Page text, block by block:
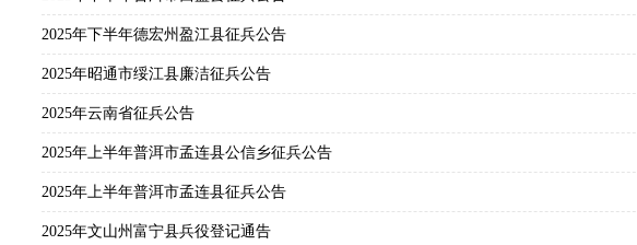
2025年下半年德宏州盈江县征兵公告
2025年昭通市绥江县廉洁征兵公告
2025年云南省征兵公告
2025年上半年普洱市孟连县公信乡征兵公告
2025年上半年普洱市孟连县征兵公告
2025年文山州富宁县兵役登记通告